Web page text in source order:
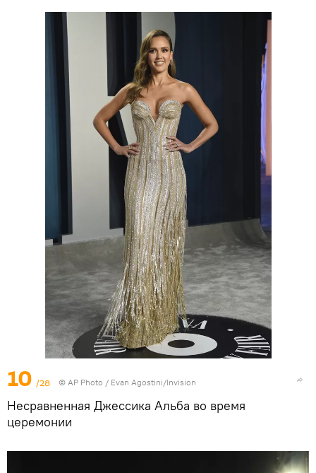
10 /28 © AP Photo / Evan Agostini/Invision
Несравненная Джессика Альба во время
церемонии